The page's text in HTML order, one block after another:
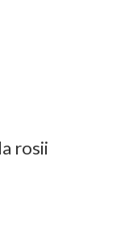
rosii